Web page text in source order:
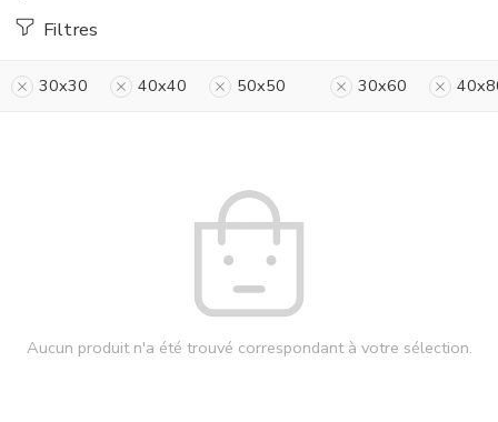
Filtres
30x30 40x40 50x50 30x60
Aucun produit n'a été trouvé correspondant à votre sélection.